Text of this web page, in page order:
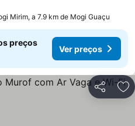
Mirim, a 7.9 km de Mogi Guaçu
preços
Ver preços
Partilhar